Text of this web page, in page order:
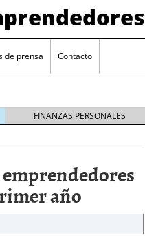
de prensa Contacto
FINANZAS PERSONALES
año